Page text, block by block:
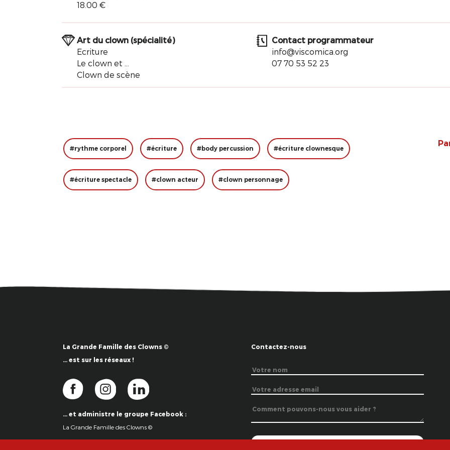
18.00 €
Art du clown (spécialité)
Ecriture
Le clown et ...
Clown de scène
Contact programmateur
info@viscomica.org
07 70 53 52 23
#rythme corporel #écriture #body percussion #écriture clownesque
#écriture spectacle #clown acteur #clown personnage
La Grande Famille des Clowns ©
… est sur les réseaux !
… et administre le groupe Facebook :
La Grande Famille des Clowns ©
Contactez-nous